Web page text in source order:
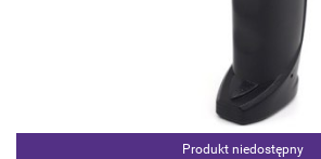
Produkt niedostępny